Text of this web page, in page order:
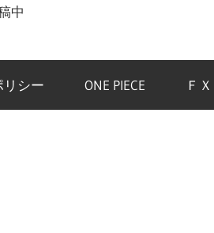
中
リシー ONE PIECE ＦＸ